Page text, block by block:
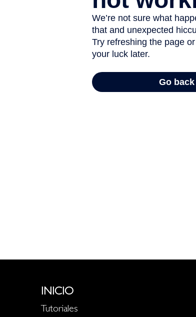
INICIO
Tutoriales